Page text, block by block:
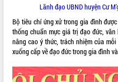
Lãnh đạo UBND huyện Cư
Bộ tiêu chí ứng xử trong gia đình
thống chuẩn mực giá trị đạo đức,
nâng cao ý thức, trách nhiệm của
xuống cấp về đạo đức trong gia đình